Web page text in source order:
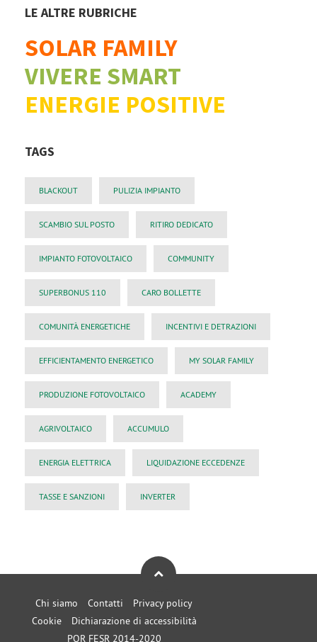
LE ALTRE RUBRICHE
SOLAR FAMILY
VIVERE SMART
ENERGIE POSITIVE
TAGS
BLACKOUT PULIZIA IMPIANTO
SCAMBIO SUL POSTO RITIRO DEDICATO
IMPIANTO FOTOVOLTAICO COMMUNITY
SUPERBONUS 110 CARO BOLLETTE
COMUNITÀ ENERGETICHE INCENTIVI E DETRAZIONI
EFFICIENTAMENTO ENERGETICO MY SOLAR FAMILY
PRODUZIONE FOTOVOLTAICO ACADEMY
AGRIVOLTAICO ACCUMULO
ENERGIA ELETTRICA LIQUIDAZIONE ECCEDENZE
TASSE E SANZIONI INVERTER
Chi siamo Contatti
Privacy policy
Cookie
Dichiarazione di accessibilità
POR FESR 2014-2020